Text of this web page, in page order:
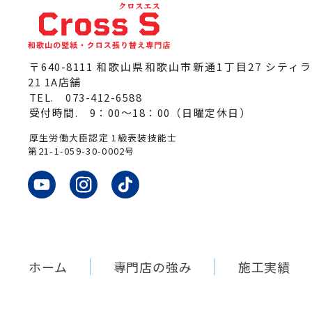
〒640-8111 和歌山県和歌山市新通1丁目27 シティ
21 1A店舗
TEL.073-412-6588
受付時間. 9：00～18：00（日曜定休日）
厚生労働大臣認定 1級表装技能士
第21-1-059-30-0002号
ホーム 専門店の強み 施工実績